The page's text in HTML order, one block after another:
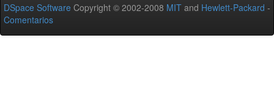
DSpace Software Copyright © 2002-2008 MIT and Hewlett-Packard -
Comentarios